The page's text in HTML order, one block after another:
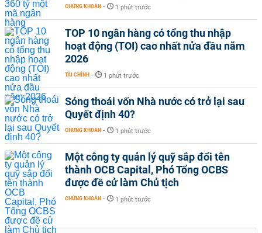
CHỨNG KHOÁN - 1 phút trước
TOP 10 ngân hàng có tổng thu nhập
hoạt động (TOI) cao nhất nửa đầu năm
2026
TÀI CHÍNH - 1 phút trước
Sóng thoái vốn Nhà nước có trở lại sau
Quyết định 40?
CHỨNG KHOÁN - 1 phút trước
Một công ty quản lý quỹ sắp đổi tên
thành OCB Capital, Phó Tổng OCBS
được đề cử làm Chủ tịch
CHỨNG KHOÁN - 1 phút trước